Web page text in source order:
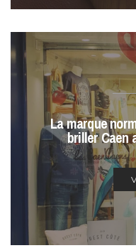
La marque
briller Caen